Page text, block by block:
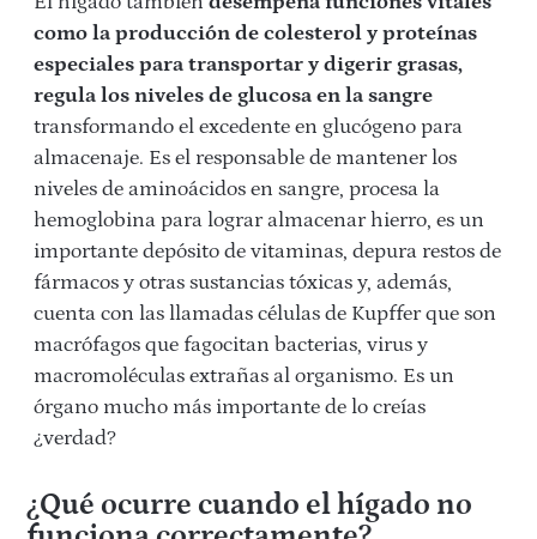
como la producción de colesterol y proteínas
especiales para transportar y digerir grasas,
regula los niveles de glucosa en la sangre
transformando el excedente en glucógeno para
almacenaje. Es el responsable de mantener los
niveles de aminoácidos en sangre, procesa la
hemoglobina para lograr almacenar hierro, es un
importante depósito de vitaminas, depura restos de
fármacos y otras sustancias tóxicas y, además,
cuenta con las llamadas células de Kupffer que son
macrófagos que fagocitan bacterias, virus y
macromoléculas extrañas al organismo. Es un
órgano mucho más importante de lo creías
¿verdad?
¿Qué ocurre cuando el hígado no